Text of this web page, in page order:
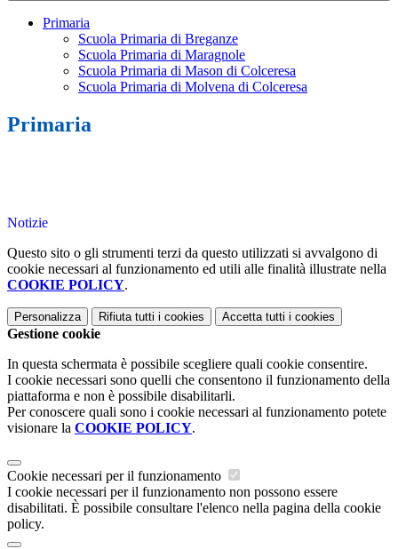
Primaria
Scuola Primaria di Breganze
Scuola Primaria di Maragnole
Scuola Primaria di Mason di Colceresa
Scuola Primaria di Molvena di Colceresa
Primaria
Notizie
Questo sito o gli strumenti terzi da questo utilizzati si avvalgono di
cookie necessari al funzionamento ed utili alle finalità illustrate nella
COOKIE POLICY.
Personalizza Rifiuta tutti i cookies Accetta tutti i cookies
Gestione cookie
In questa schermata è possibile scegliere quali cookie consentire.
I cookie necessari sono quelli che consentono il funzionamento della
piattaforma e non è possibile disabilitarli.
Per conoscere quali sono i cookie necessari al funzionamento potete
visionare la COOKIE POLICY.
Cookie necessari per il funzionamento
I cookie necessari per il funzionamento non possono essere
disabilitati. È possibile consultare l'elenco nella pagina della cookie
policy.